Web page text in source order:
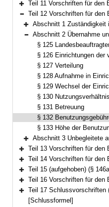
Bereich erweitern
Teil 11 Vorschriften für den
Bereich reduzieren
Teil 12 Vorschriften für den Bereich des
Bereich erweitern
Abschnitt 1 Zuständigkeit im Bereich des
Bereich reduzieren
Abschnitt 2 Übernahme und vorläufige Unterbringung von Spätaussiedlern und
§ 125
§ 126 Einrichtungen der
§ 127 Verteilung
§ 128 Aufnahme in Einrichtungen
§ 129 Wechsel der
§ 130 Nutzungsverhältnis
§ 131 Betreuung
§ 132
§ 133 Höhe der
Bereich erweitern
Abschnitt 3 Unbegleitete
Bereich erweitern
Teil 13 Vorschriften für den Bereich
Bereich erweitern
Teil 14 Vorschriften für den
Bereich erweitern
Teil 15 (aufgehoben) (§
Bereich erweitern
Teil 16 Vorschriften für den Bereich der finanziellen Ausstattung
Bereich erweitern
Teil 17 Schlussvorschriften
[Schlussformel]